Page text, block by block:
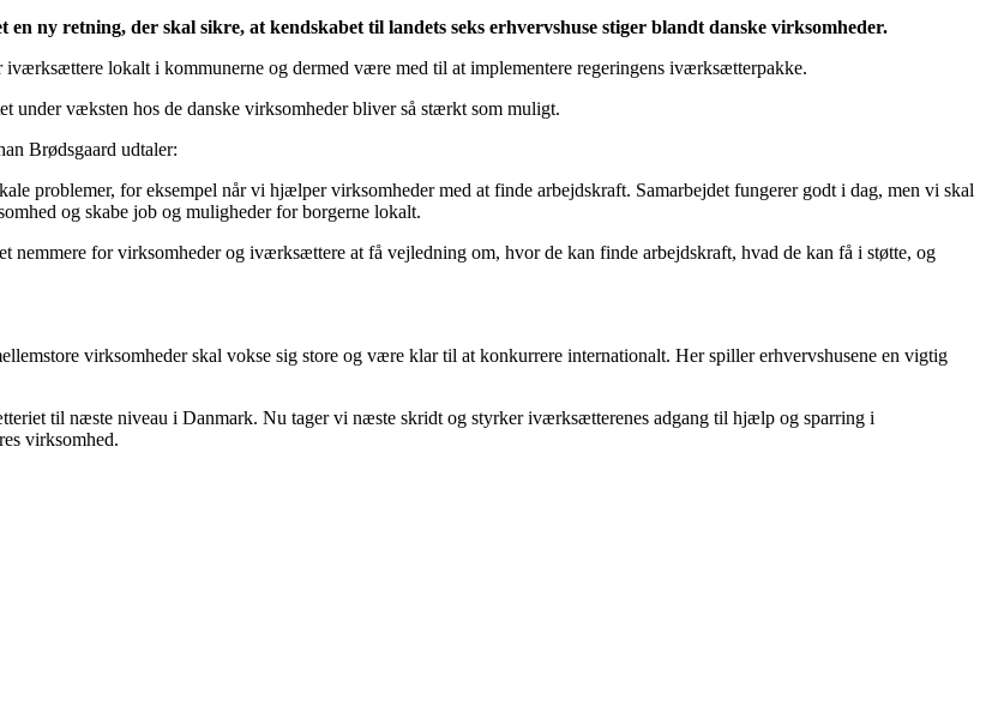
ny retning, der skal sikre, at kendskabet til landets seks erhvervshuse stiger blandt danske virksomheder.
iværksættere lokalt i kommunerne og dermed være med til at implementere regeringens iværksætterpakke.
under væksten hos de danske virksomheder bliver så stærkt som muligt.
Brødsgaard udtaler:
problemer, for eksempel når vi hjælper virksomheder med at finde arbejdskraft. Samarbejdet fungerer godt i dag, men vi skal
og skabe job og muligheder for borgerne lokalt.
nemmere for virksomheder og iværksættere at få vejledning om, hvor de kan finde arbejdskraft, hvad de kan få i støtte, og
virksomheder skal vokse sig store og være klar til at konkurrere internationalt. Her spiller erhvervshusene en vigtig
til næste niveau i Danmark. Nu tager vi næste skridt og styrker iværksætterenes adgang til hjælp og sparring i
virksomhed.